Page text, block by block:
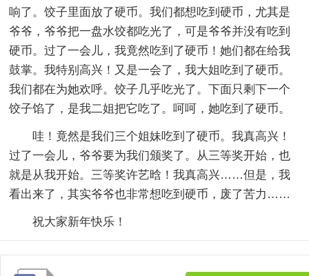
响了。饺子里面放了硬币。我们都想吃到硬币，尤其是
爷爷，爷爷把一盘水饺都吃光了，可是爷爷并没有吃到
硬币。过了一会儿，我竟然吃到了硬币！她们都在给我
鼓掌。我特别高兴！又是一会了，我大姐吃到了硬币。
我们都在为她欢呼。饺子几乎吃光了。下面只剩下一个
饺子馅了，是我二姐把它吃了。呵呵，她吃到了硬币。
哇！竟然是我们三个姐妹吃到了硬币。我真高兴！
过了一会儿，爷爷要为我们颁奖了。从三等奖开始，也
就是从我开始。三等奖许艺晗！我真高兴……但是，我
看出来了，其实爷爷也非常想吃到硬币，废了苦力……
祝大家新年快乐！